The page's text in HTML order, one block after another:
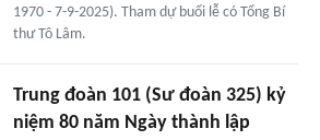
1970 - 7-9-2025). Tham dự buổi lễ có Tổng Bí
thư Tô Lâm.
Trung đoàn 101 (Sư đoàn 325) kỷ
niệm 80 năm Ngày thành lập